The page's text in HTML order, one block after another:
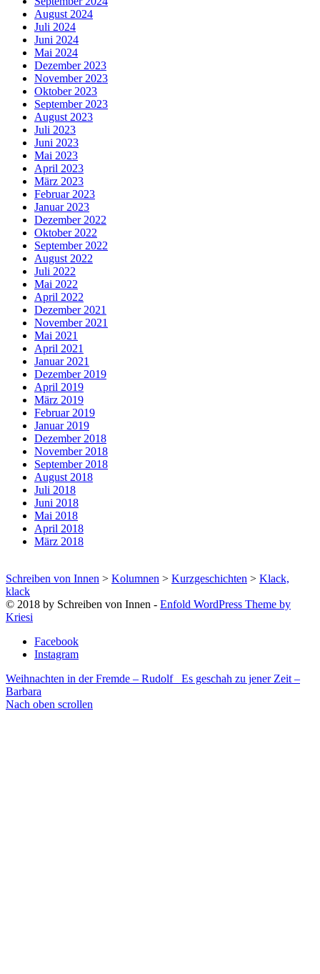
August 2024
Juli 2024
Juni 2024
Mai 2024
Dezember 2023
November 2023
Oktober 2023
September 2023
August 2023
Juli 2023
Juni 2023
Mai 2023
April 2023
März 2023
Februar 2023
Januar 2023
Dezember 2022
Oktober 2022
September 2022
August 2022
Juli 2022
Mai 2022
April 2022
Dezember 2021
November 2021
Mai 2021
April 2021
Januar 2021
Dezember 2019
April 2019
März 2019
Februar 2019
Januar 2019
Dezember 2018
November 2018
September 2018
August 2018
Juli 2018
Juni 2018
Mai 2018
April 2018
März 2018
Schreiben von Innen > Kolumnen > Kurzgeschichten > Klack,
klack
© 2018 by Schreiben von Innen - Enfold WordPress Theme by
Kriesi
Facebook
Instagram
Weihnachten in der Fremde – Rudolf
Es geschah zu jener Zeit –
Barbara
Nach oben scrollen